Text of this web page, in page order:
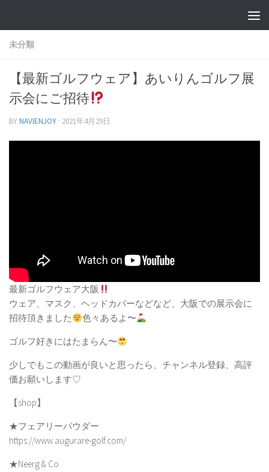
未分類
【最新ゴルフウェア】あいりんゴルフ展
示会にご招待
BYNAVIENJOY · 2021年4月29日
最新ゴルフウェア大阪
ウェア、マスク、ヘッドカバーなどなど、大阪での展示会に
招待頂きました
色々あるよ〜
ゴルフ好きにはたまらん〜
少しでもこの動画が良いと思ったら、チャンネル登録、高評
価お願いします♡
【shop】
★フェアリーパウダー
https://www.augurare-golf.com/
★Neerg & Co